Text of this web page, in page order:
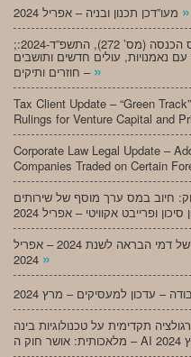
»
;מעו”דכן מיסים – חוק לתיקון פקודת מס הכנסה (מס’ 272), התשפ”ד-2024:
נאמנויות, עולים חדשים ותושבים
חוזרים ותיקים – »
Tax Client Update – “Green
Rulings for Venture Capital and
Corporate Law Legal Update –
Companies Traded on Certain
חיוב במס ערך מוסף של שירותים
מעו”דכן יחסי עבודה – הקפאה והפחתה של דמי הבראה לשנת 2024 – אפריל
»
תקדימית על טכנולוגיות בינה